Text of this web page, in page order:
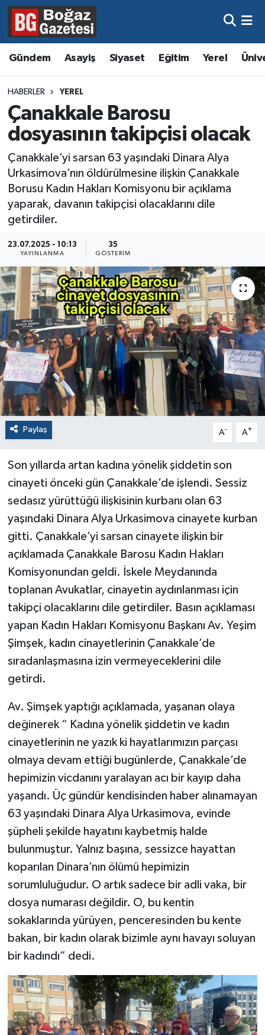
Gündem Asayiş Siyaset Eğitim Yerel
HABERLER YEREL
Çanakkale Barosu
dosyasının takipçisi olacak
Çanakkale’yi sarsan 63 yaşındaki Dinara Alya
Urkasimova’nın öldürülmesine ilişkin Çanakkale
Borusu Kadın Hakları Komisyonu bir açıklama
yaparak, davanın takipçisi olacaklarını dile
getirdiler.
23.07.2025 - 10:13
YAYINLANMA
35
GÖSTERIM
Paylaş A- A+
Son yıllarda artan kadına yönelik şiddetin son
cinayeti önceki gün Çanakkale’de işlendi. Sessiz
sedasız yürüttüğü ilişkisinin kurbanı olan 63
yaşındaki Dinara Alya Urkasimova cinayete kurban
gitti. Çanakkale’yi sarsan cinayete ilişkin bir
açıklamada Çanakkale Barosu Kadın Hakları
Komisyonundan geldi. İskele Meydanında
toplanan Avukatlar, cinayetin aydınlanması için
takipçi olacaklarını dile getirdiler. Basın açıklaması
yapan Kadın Hakları Komisyonu Başkanı Av. Yeşim
Şimşek, kadın cinayetlerinin Çanakkale’de
sıradanlaşmasına izin vermeyeceklerini dile
getirdi.
Av. Şimşek yaptığı açıklamada, yaşanan olaya
değinerek “ Kadına yönelik şiddetin ve kadın
cinayetlerinin ne yazık ki hayatlarımızın parçası
olmaya devam ettiği bugünlerde, Çanakkale’de
hepimizin vicdanını yaralayan acı bir kayıp daha
yaşandı. Üç gündür kendisinden haber alınamayan
63 yaşındaki Dinara Alya Urkasimova, evinde
şüpheli şekilde hayatını kaybetmiş halde
bulunmuştur. Yalnız başına, sessizce hayattan
koparılan Dinara’nın ölümü hepimizin
sorumluluğudur. O artık sadece bir adli vaka, bir
dosya numarası değildir. O, bu kentin
sokaklarında yürüyen, penceresinden bu kente
bakan, bir kadın olarak bizimle aynı havayı soluyan
bir kadındı” dedi.
Asayiş
Eğitim
Ekonomi
Gündem
Kültür ve Sanat
Resmi İlanlar
Sağlık
Hava Durumu
Trafik Durumu
Süper Lig Puan Durumu ve Fikstür
Tüm Manşetler
Son Dakika Haberleri